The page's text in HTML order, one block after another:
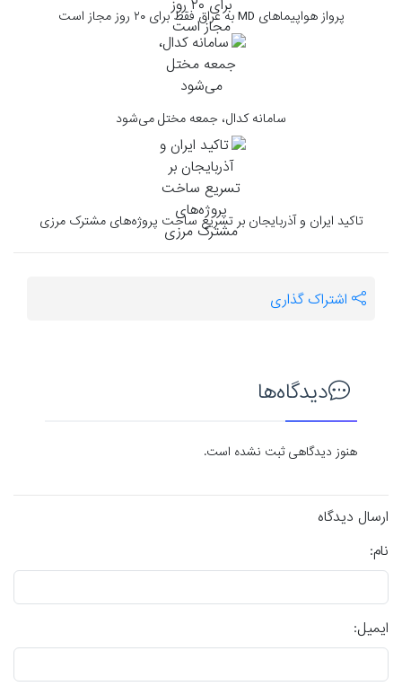
پرواز هواپیماهای MD به عراق فقط برای ۲۰ روز مجاز است
سامانه کدال، جمعه مختل می‌شود
تاکید ایران و آذربایجان بر تسریع ساخت پروژه‌های مشترک مرزی
اشتراک گذاری
دیدگاه‌ها
هنوز دیدگاهی ثبت نشده است.
ارسال دیدگاه
نام:
ایمیل: